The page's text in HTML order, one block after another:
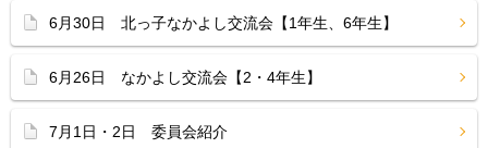
6月30日 北っ子なかよし交流会【1年生、6年生】
6月26日 なかよし交流会【2・4年生】
7月1日・2日 委員会紹介